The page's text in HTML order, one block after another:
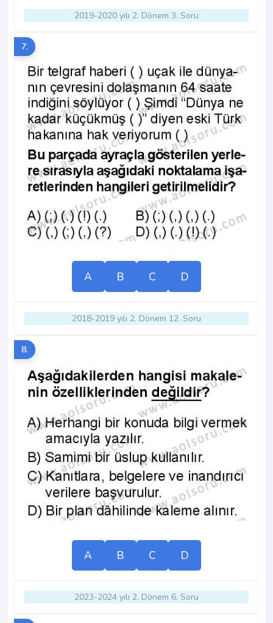
2019-2020 yılı 2. Dönem 3. Soru
7.
A B C D
2018-2019 yılı 2. Dönem 12. Soru
8.
A B C D
2023-2024 yılı 2. Dönem 6. Soru